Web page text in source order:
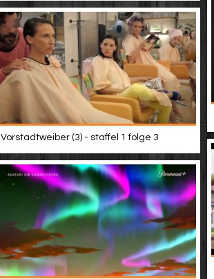
Vorstadtweiber (3) - staffel 1 folge 3